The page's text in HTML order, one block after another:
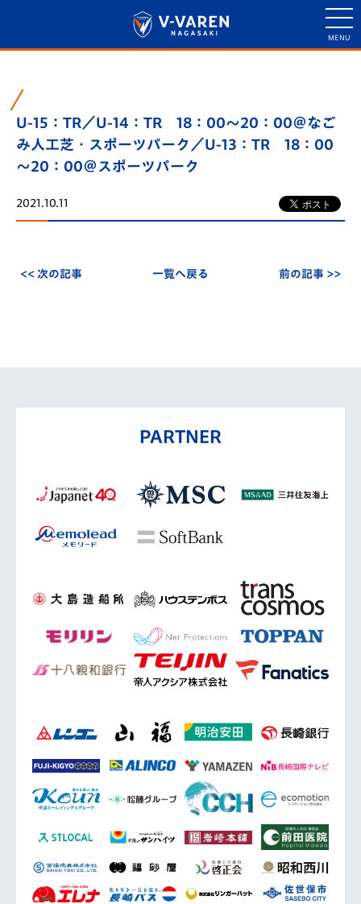
U-15：TR／U-14：TR 18：00～20：00＠なご
み人工芝・スポーツパーク／U-13：TR 18：00
～20：00＠スポーツパーク
2021.10.11
<< 次の記事 一覧へ戻る 前の記事 >>
PARTNER